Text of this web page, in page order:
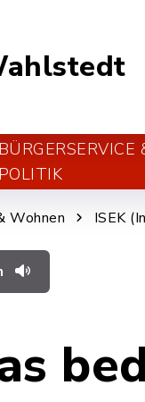
BÜRGERSERVICE
POLITIK
Wohnen ISEK